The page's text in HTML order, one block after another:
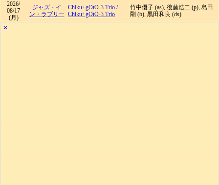
2026/
08/17
(月)
ジャズ・イ
ン・ラブリー
Chiku+gOtO-3 Trio /
Chiku+gOtO-3 Trio
竹中優子 (as), 後藤浩二 (p), 島田
剛 (b), 黒田和良 (ds)
✕